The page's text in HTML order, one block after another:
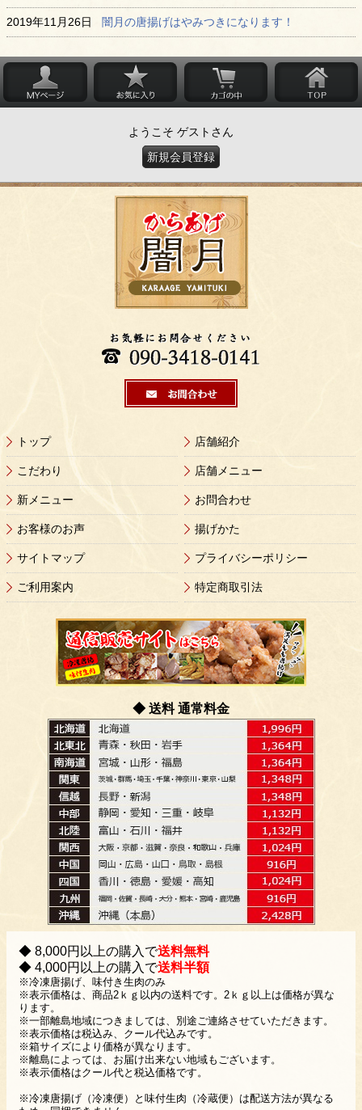
2019年11月26日 闇月の唐揚げはやみつきになります！
ようこそ ゲストさん
新規会員登録
トップ 店舗紹介
こだわり 店舗メニュー
新メニュー お問合わせ
お客様のお声 揚げかた
サイトマップ プライバシーポリシー
ご利用案内 特定商取引法
◆ 送料 通常料金
◆ 8,000円以上の購入で送料無料
◆ 4,000円以上の購入で送料半額
※冷凍唐揚げ、味付き生肉のみ
※表示価格は、商品2ｋｇ以内の送料です。2ｋｇ以上は価格が異な
ります。
※一部離島地域につきましては、別途ご連絡させていただきます。
※表示価格は税込み、クール代込みです。
※箱サイズにより価格が異なります。
※離島によっては、お届け出来ない地域もございます。
※表示価格はクール代と税込価格です。
※冷凍唐揚げ（冷凍便）と味付生肉（冷蔵便）は配送方法が異なる